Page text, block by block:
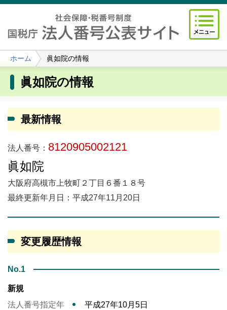
ホーム 眞如院の情報
眞如院の情報
最新情報
法人番号： 8120905002121
眞如院
大阪府高槻市上牧町２丁目６番１８号
最終更新年月日：平成27年11月20日
変更履歴情報
No.1
新規
法人番号指定年
平成27年10月5日